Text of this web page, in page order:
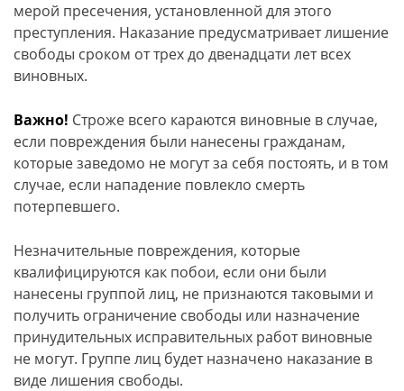
мерой пресечения, установленной для этого
преступления. Наказание предусматривает лишение
свободы сроком от трех до двенадцати лет всех
виновных.
Важно! Строже всего караются виновные в случае,
если повреждения были нанесены гражданам,
которые заведомо не могут за себя постоять, и в том
случае, если нападение повлекло смерть
потерпевшего.
Незначительные повреждения, которые
квалифицируются как побои, если они были
нанесены группой лиц, не признаются таковыми и
получить ограничение свободы или назначение
принудительных исправительных работ виновные
не могут. Группе лиц будет назначено наказание в
виде лишения свободы.